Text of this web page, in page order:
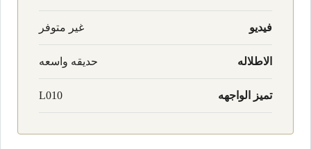
فيديو غير متوفر
الاطلاله حديقه واسعه
تميز الواجهه L010